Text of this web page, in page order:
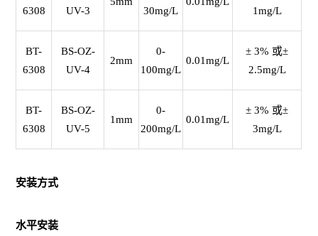
6308
UV-3
30mg/L
1mg/L
BT-
6308
BS-OZ-
UV-4
2mm
0-
100mg/L
0.01mg/L
± 3% 或±
2.5mg/L
BT-
6308
BS-OZ-
UV-5
1mm
0-
200mg/L
0.01mg/L
± 3% 或±
3mg/L
安装方式
水平安装